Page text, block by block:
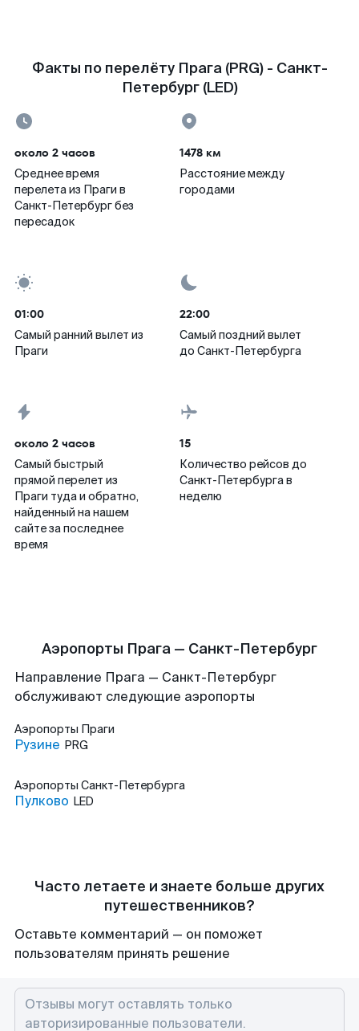
Факты по перелёту Прага (PRG) - Санкт-
Петербург (LED)
около 2 часов
Среднее время
перелета из Праги в
Санкт-Петербург без
пересадок
1478 км
Расстояние между
городами
01:00
Самый ранний вылет из
Праги
22:00
Самый поздний вылет
до Санкт-Петербурга
около 2 часов
Самый быстрый
прямой перелет из
Праги туда и обратно,
найденный на нашем
сайте за последнее
время
15
Количество рейсов до
Санкт-Петербурга в
неделю
Аэропорты Прага — Санкт-Петербург
Направление Прага — Санкт-Петербург
обслуживают следующие аэропорты
Аэропорты Праги
Рузине PRG
Аэропорты Санкт-Петербурга
Пулково LED
Часто летаете и знаете больше других
путешественников?
Оставьте комментарий — он поможет
пользователям принять решение